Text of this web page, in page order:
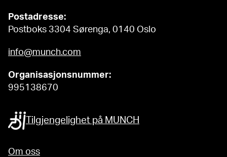
Postadresse:
Postboks 3304 Sørenga, 0140 Oslo
info@munch.com
Organisasjonsnummer:
995138670
Tilgjengelighet på MUNCH
Om oss